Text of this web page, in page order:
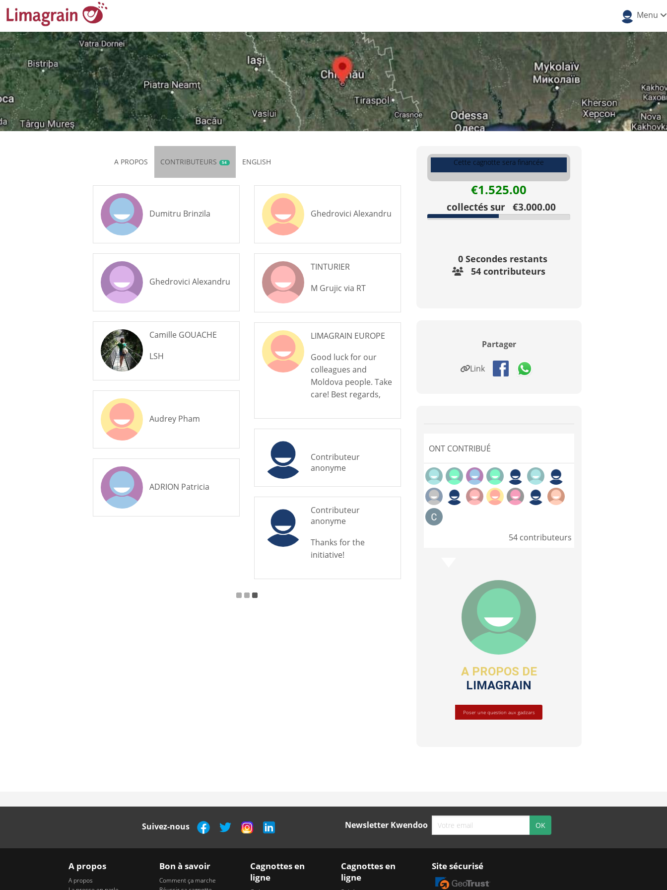
Menu
A PROPOS CONTRIBUTEURS 54 ENGLISH
Dumitru Brinzila Ghedrovici Alexandru
Ghedrovici Alexandru
TINTURIER
M Grujic via RT
Camille GOUACHE
LSH
LIMAGRAIN EUROPE
Good luck for our
colleagues and
Moldova people. Take
care! Best regards,
Audrey Pham
Contributeur
anonyme
ADRION Patricia
Contributeur
anonyme
Thanks for the
initiative!
Cette cagnotte sera financée
€1.525.00
collectés sur €3.000.00
0Secondes restants
54 contributeurs
Partager
Link
ONT CONTRIBUÉ
54 contributeurs
A PROPOS DE
LIMAGRAIN
Poser une question aux gadzars
Suivez-nous Newsletter Kwendoo
A propos
A propos
Bon à savoir
Comment ça marche
Cagnottes en
ligne
Cagnottes en
ligne
Site sécurisé